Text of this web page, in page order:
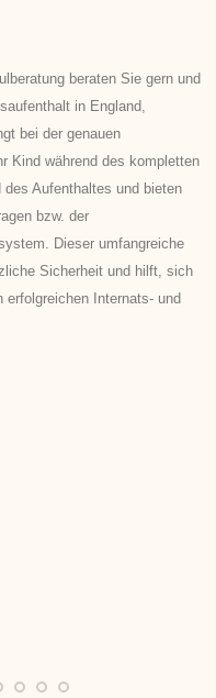
beraten Sie gern und
in England,
bei der genauen
Kind während des kompletten
des Aufenthaltes und bieten
bzw. der
Dieser umfangreiche
Sicherheit und hilft, sich
Internats- und